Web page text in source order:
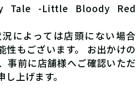
Tale -Little Bloody Red
によっては店頭にない場合
性もございます。 お出かけの
事前に店舗様へご確認いただ
上げます。